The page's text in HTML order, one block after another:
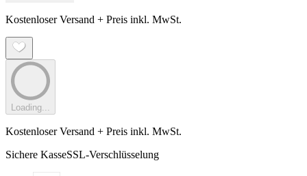
Kostenloser Versand + Preis inkl. MwSt.
Loading...
Kostenloser Versand + Preis inkl. MwSt.
Sichere KasseSSL-Verschlüsselung